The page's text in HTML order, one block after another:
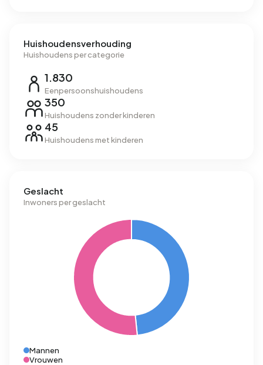
Huishoudensverhouding
Huishoudens per categorie
1.830
Eenpersoonshuishoudens
350
Huishoudens zonder kinderen
45
Huishoudens met kinderen
Geslacht
Inwoners per geslacht
Mannen
Vrouwen